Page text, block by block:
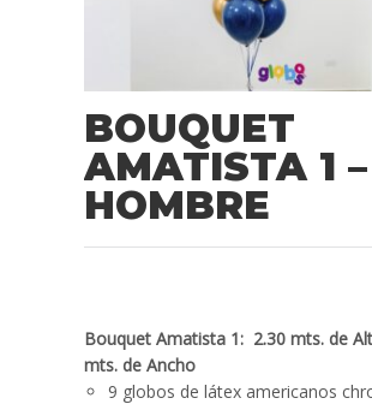
BOUQUET
AMATISTA 1 –
HOMBRE
Bouquet Amatista 1: 2.30 mts. de
mts. de Ancho
9 globos de látex americanos